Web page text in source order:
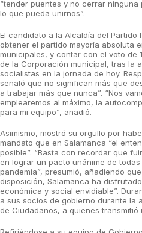
“tender puentes y no cerrar ninguna
lo que pueda unirnos”.
El candidato a la Alcaldía del Partido
obtener el partido mayoría absoluta
municipales, y contar con el voto de
de la Corporación municipal, tras la
socialistas en la jornada de hoy.
señaló que no significan más que
a trabajar más que nunca”. “Nos
emplearemos al máximo, la
para mi equipo”, añadió.
Asimismo, mostró su orgullo por
mandato que en Salamanca “el
posible”. “Basta con recordar que
en lograr un pacto unánime de
pandemia”, presumió, añadiendo
disposición, Salamanca ha
económica y social envidiable”.
a sus socios de gobierno durante la
de Ciudadanos, a quienes transmitió